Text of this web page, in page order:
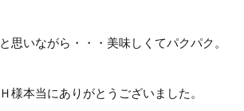
と思いながら・・・美味しくてパクパク。
Ｈ様本当にありがとうございました。